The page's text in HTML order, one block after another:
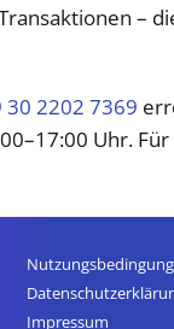
–
30 2202 7369
Uhr.
Impressum